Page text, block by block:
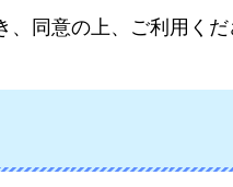
同意の上、ご利用くだ